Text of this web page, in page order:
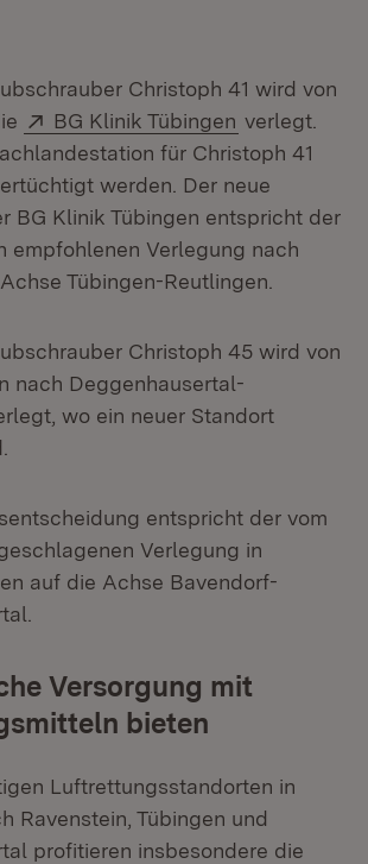
Christoph 41 wird von
Extern:
BG Klinik Tübingen (Öffnet in
verlegt.
für Christoph 41
werden. Der neue
BG Klinik Tübingen entspricht der
empfohlenen Verlegung nach
Tübingen-Reutlingen.
Christoph 45 wird von
nach Deggenhausertal-
wo ein neuer Standort
entspricht der vom
Verlegung in
auf die Achse Bavendorf-
Versorgung mit
bieten
Luftrettungsstandorten in
Ravenstein, Tübingen und
profitieren insbesondere die